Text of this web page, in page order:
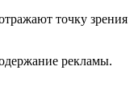
точку зрения
рекламы.